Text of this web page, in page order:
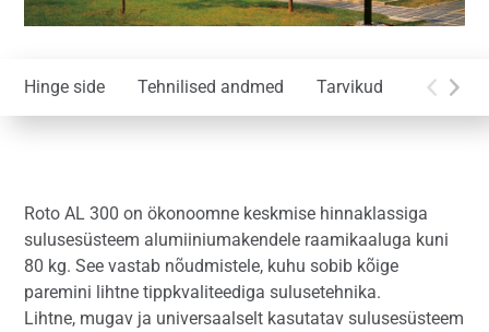
Hinge side Tehnilised andmed Tarvikud
Roto AL 300 on ökonoomne keskmise hinnaklassiga
sulusesüsteem alumiiniumakendele raamikaaluga kuni
80 kg. See vastab nõudmistele, kuhu sobib kõige
paremini lihtne tippkvaliteediga sulusetehnika.
Lihtne, mugav ja universaalselt kasutatav sulusesüsteem